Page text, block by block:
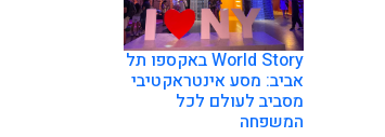
World Story באקספו תל
אביב: מסע אינטראקטיבי
מסביב לעולם לכל
המשפחה